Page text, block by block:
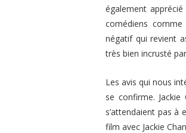
également
comédiens comme
négatif qui revient
très bien incrusté
Les avis qui nous
se confirme.
s’attendaient pas à
film avec Jackie